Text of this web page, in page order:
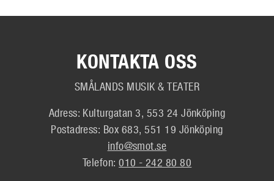
KONTAKTA OSS
SMÅLANDS MUSIK & TEATER
Adress: Kulturgatan 3, 553 24 Jönköping
Postadress: Box 683, 551 19 Jönköping
info@smot.se
Telefon:010 - 242 80 80